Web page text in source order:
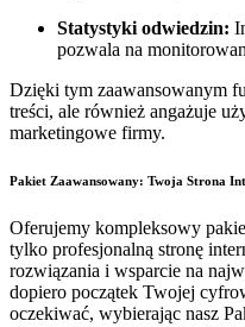
Statystyki odwiedzin:
pozwala na
Dzięki tym zaawansowanym
treści, ale również angażuje
marketingowe firmy.
Pakiet Zaawansowany: Twoja Strona
Oferujemy kompleksowy
tylko profesjonalną stronę
rozwiązania i wsparcie na
dopiero początek Twojej
oczekiwać, wybierając nasz